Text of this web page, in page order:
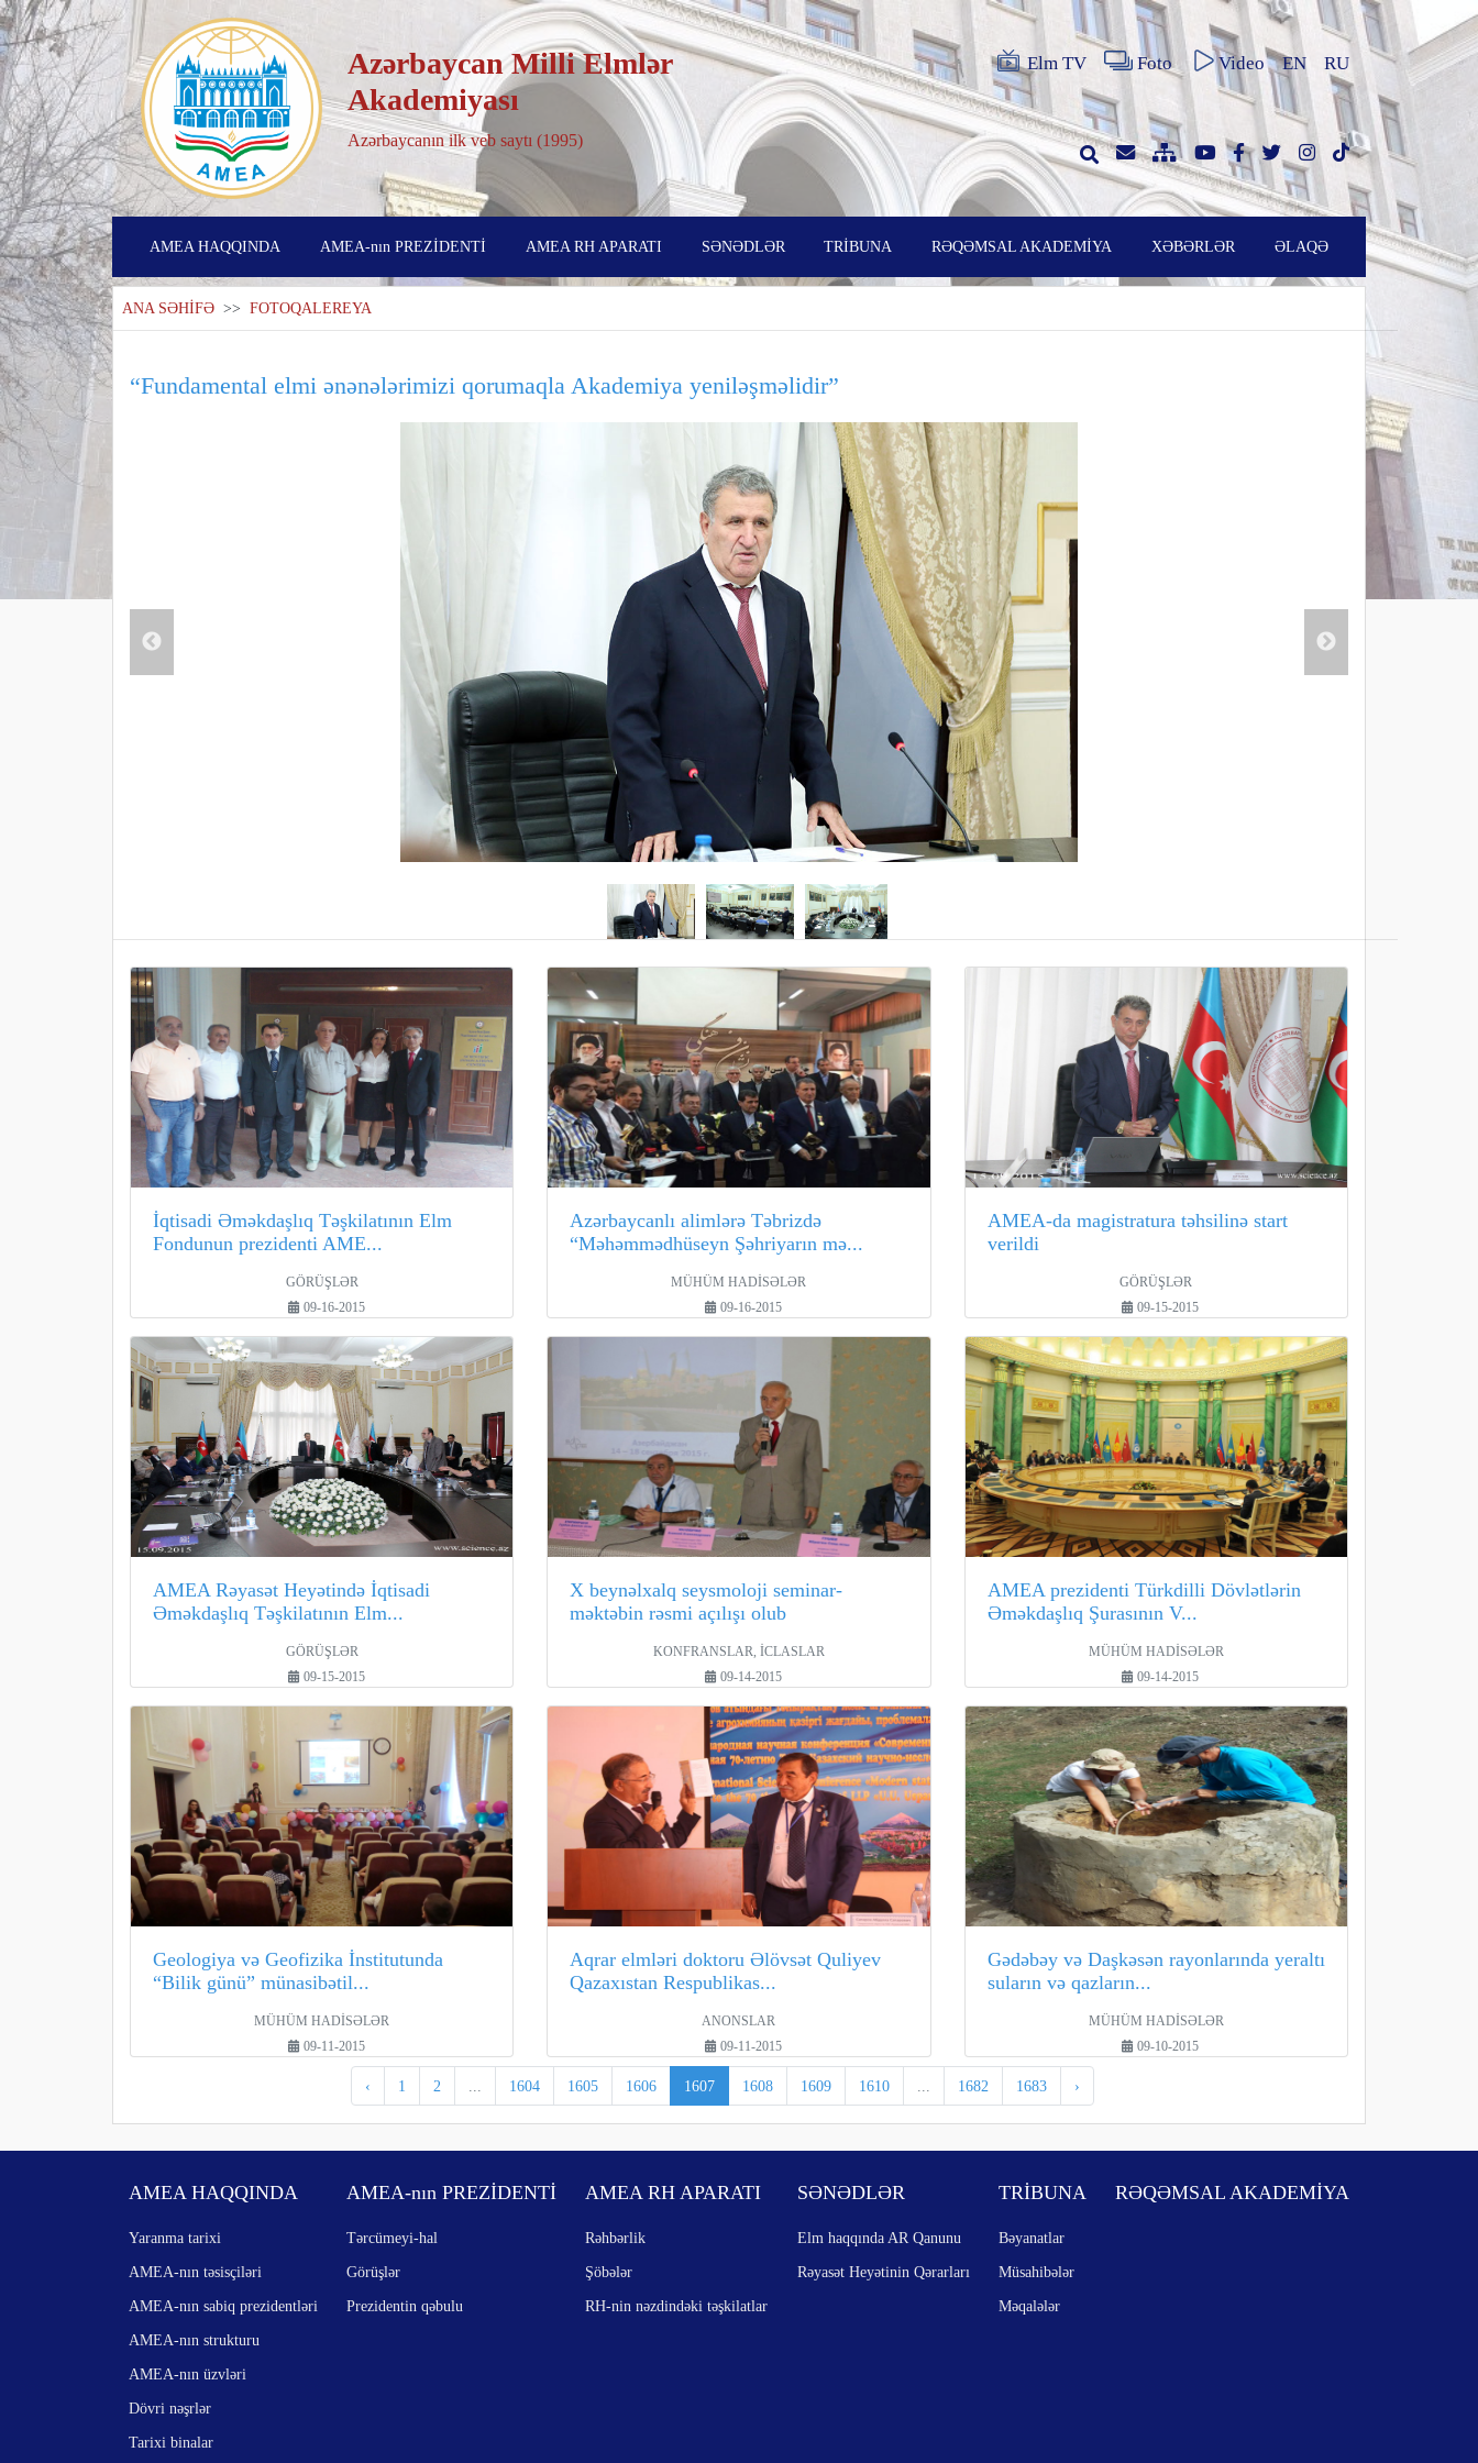
Azərbaycan Milli Elmlər
Akademiyası
Azərbaycanın ilk veb saytı (1995)
Elm TV Foto Video EN RU
AMEA HAQQINDA AMEA-nın PREZİDENTİ AMEA RH APARATI SƏNƏDLƏR TRİBUNA RƏQƏMSAL AKADEMİYA XƏBƏRLƏR ƏLAQƏ
ANA SƏHİFƏ >> FOTOQALEREYA
“Fundamental elmi ənənələrimizi qorumaqla Akademiya yeniləşməlidir”
İqtisadi Əməkdaşlıq Təşkilatının Elm
Fondunun prezidenti AME...
GÖRÜŞLƏR
09-16-2015
Azərbaycanlı alimlərə Təbrizdə
“Məhəmmədhüseyn Şəhriyarın mə...
MÜHÜM HADİSƏLƏR
09-16-2015
AMEA-da magistratura təhsilinə start
verildi
GÖRÜŞLƏR
09-15-2015
AMEA Rəyasət Heyətində İqtisadi
Əməkdaşlıq Təşkilatının Elm...
GÖRÜŞLƏR
09-15-2015
X beynəlxalq seysmoloji seminar-
məktəbin rəsmi açılışı olub
KONFRANSLAR, İCLASLAR
09-14-2015
AMEA prezidenti Türkdilli Dövlətlərin
Əməkdaşlıq Şurasının V...
MÜHÜM HADİSƏLƏR
09-14-2015
Geologiya və Geofizika İnstitutunda
“Bilik günü” münasibətil...
MÜHÜM HADİSƏLƏR
09-11-2015
Aqrar elmləri doktoru Əlövsət Quliyev
Qazaxıstan Respublikas...
ANONSLAR
09-11-2015
Gədəbəy və Daşkəsən rayonlarında yeraltı
suların və qazların...
MÜHÜM HADİSƏLƏR
09-10-2015
‹ 1 2 1604 1605 1606 1607 1608 1609 1610 1682 1683 ›
AMEA HAQQINDA
Yaranma tarixi
AMEA-nın təsisçiləri
AMEA-nın sabiq prezidentləri
AMEA-nın strukturu
AMEA-nın üzvləri
Dövri nəşrlər
Tarixi binalar
AMEA-nın PREZİDENTİ
Tərcümeyi-hal
Görüşlər
Prezidentin qəbulu
AMEA RH APARATI
Rəhbərlik
Şöbələr
RH-nin nəzdindəki təşkilatlar
SƏNƏDLƏR
Elm haqqında AR Qanunu
Rəyasət Heyətinin Qərarları
TRİBUNA
Bəyanatlar
Müsahibələr
Məqalələr
RƏQƏMSAL AKADEMİYA